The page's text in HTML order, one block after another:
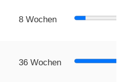
8 Wochen
36 Wochen